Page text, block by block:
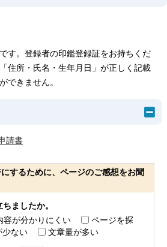
す。登録者の印鑑登録証をお持ちくだ
住所・氏名・生年月日」が正しく記載
できません。
請書
するために、ページのご感想をお聞
ましたか。
容が分かりにくい
ページを探
少ない 文章量が多い